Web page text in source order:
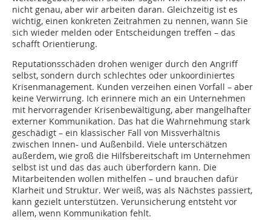
nicht genau, aber wir arbeiten daran. Gleichzeitig ist es
wichtig, einen konkreten Zeitrahmen zu nennen, wann Sie
sich wieder melden oder Entscheidungen treffen – das
schafft Orientierung.
Reputationsschäden drohen weniger durch den Angriff
selbst, sondern durch schlechtes oder unkoordiniertes
Krisenmanagement. Kunden verzeihen einen Vorfall – aber
keine Verwirrung. Ich erinnere mich an ein Unternehmen
mit hervorragender Krisenbewältigung, aber mangelhafter
externer Kommunikation. Das hat die Wahrnehmung stark
geschädigt – ein klassischer Fall von Missverhältnis
zwischen Innen- und Außenbild. Viele unterschätzen
außerdem, wie groß die Hilfsbereitschaft im Unternehmen
selbst ist und das das auch überfordern kann. Die
Mitarbeitenden wollen mithelfen – und brauchen dafür
Klarheit und Struktur. Wer weiß, was als Nächstes passiert,
kann gezielt unterstützen. Verunsicherung entsteht vor
allem, wenn Kommunikation fehlt.